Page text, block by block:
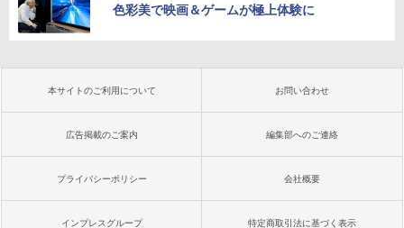
色彩美で映画＆ゲームが極上体験に
本サイトのご利用について お問い合わせ
広告掲載のご案内 編集部へのご連絡
プライバシーポリシー 会社概要
インプレスグループ 特定商取引法に基づく表示